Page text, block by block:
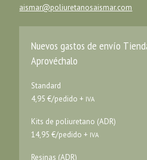
aismar@poliuretanosaismar.com
Nuevos gastos de envío
Aprovéchalo
Standard
4,95 €/pedido + IVA
Kits de poliuretano (ADR)
14,95 €/pedido + IVA
Resinas (ADR)